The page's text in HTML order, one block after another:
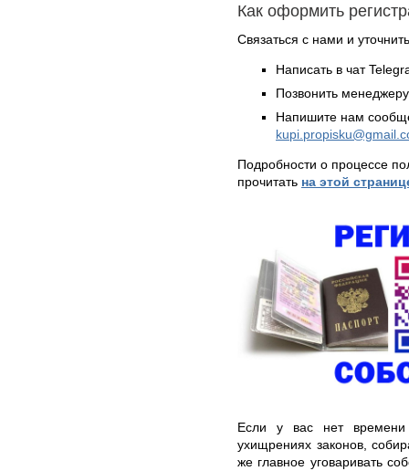
Как оформить
Связаться с нами и
Написать в чат
Позвонить
Напишите нам
Подробности о процессе
прочитать на этой
Если у вас нет времени
ухищрениях законов,
же главное уговаривать